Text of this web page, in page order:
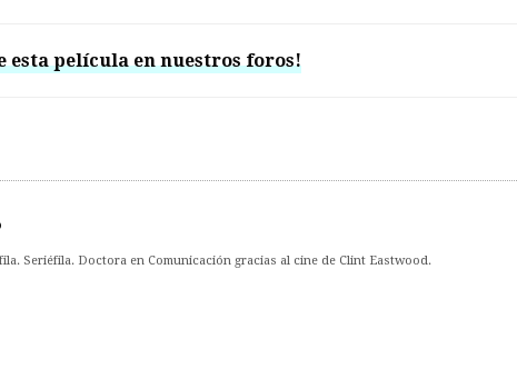
esta película en nuestros foros!
Seriéfila. Doctora en Comunicación gracias al cine de Clint Eastwood.